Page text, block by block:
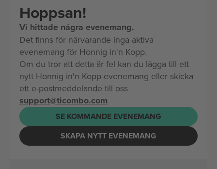
Hoppsan!
Vi hittade några evenemang.
Det finns för närvarande inga aktiva
evenemang för Honnig in'n Kopp.
Om du tror att detta är fel kan du lägga till ett
nytt Honnig in'n Kopp-evenemang eller skicka
ett e-postmeddelande till oss
support@ticombo.com
SE KOMMANDE EVENEMANG
SKAPA NYTT EVENEMANG